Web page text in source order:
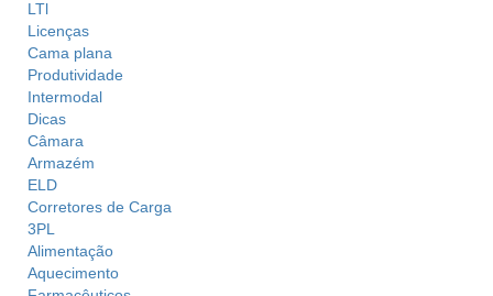
LTl
Licenças
Cama plana
Produtividade
Intermodal
Dicas
Câmara
Armazém
ELD
Corretores de Carga
3PL
Alimentação
Aquecimento